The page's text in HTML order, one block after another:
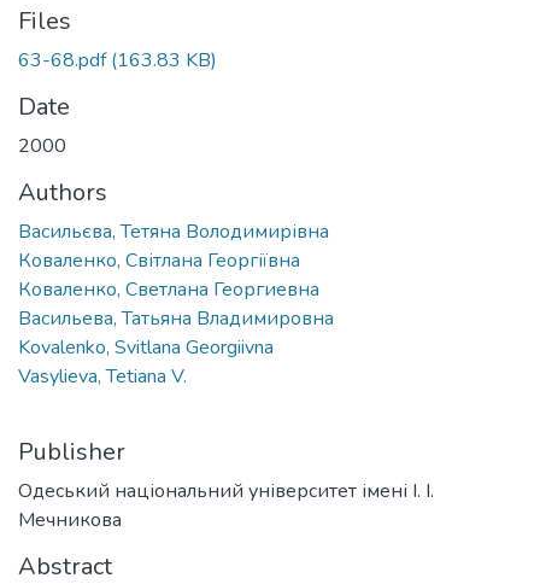
Files
63-68.pdf(163.83 KB)
Date
2000
Authors
Васильєва, Тетяна Володимирівна
Коваленко, Світлана Георгіївна
Коваленко, Светлана Георгиевна
Васильева, Татьяна Владимировна
Kovalenko, Svitlana Georgiivna
Vasylieva, Tetiana V.
Publisher
Одеський національний університет імені І. І.
Мечникова
Abstract